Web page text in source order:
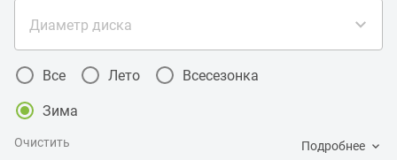
Диаметр диска
Все Лето Всесезонка
Зима
Очистить Подробнее